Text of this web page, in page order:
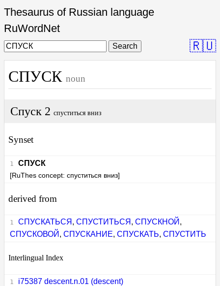
Thesaurus of Russian language
RuWordNet
Search 🇷🇺
СПУСК noun
Спуск 2 спуститься вниз
Synset
СПУСК
[RuThes concept: спуститься вниз]
derived from
СПУСКАТЬСЯ , СПУСТИТЬСЯ , СПУСКНОЙ ,
СПУСКОВОЙ ,СПУСКАНИЕ,СПУСКАТЬ,СПУСТИТЬ
Interlingual Index
i75387 descent.n.01 (descent)